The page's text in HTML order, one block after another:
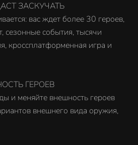
ЗАСКУЧАТЬ
вас ждет более 30 героев,
сезонные события, тысячи
кроссплатформенная игра и
ГЕРОЕВ
и меняйте внешность героев
внешнего вида оружия,